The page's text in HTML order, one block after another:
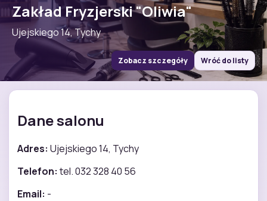
Zakład Fryzjerski "Oliwia"
Ujejskiego 14, Tychy
Zobacz szczegóły Wróć do listy
Dane salonu
Adres: Ujejskiego 14, Tychy
Telefon: tel. 032 328 40 56
Email: -